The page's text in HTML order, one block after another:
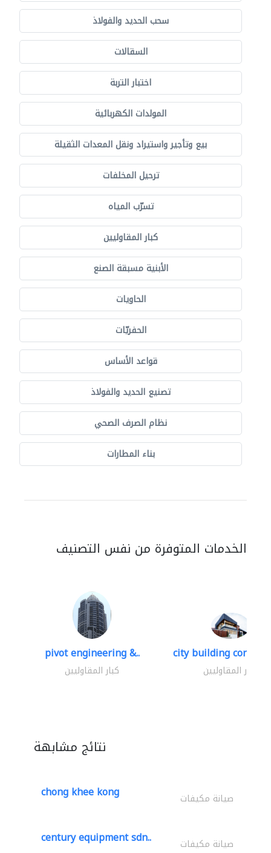
سحب الحديد والفولاذ
السقالات
اختبار التربة
المولدات الكهربائية
بيع وتأجير واستيراد ونقل المعدات الثقيلة
ترحيل المخلفات
تسرّب المياه
كبار المقاوليين
الأبنية مسبقة الصنع
الحاويات
الحفريّات
قواعد الأساس
تصنيع الحديد والفولاذ
نظام الصرف الصحي
بناء المطارات
الخدمات المتوفرة من نفس التصنيف
pivot engineering &..
كبار المقاوليين
city building
كبار المقاوليين
نتائج مشابهة
chong khee kong صيانة مكيفات
century equipment sdn.. صيانة مكيفات